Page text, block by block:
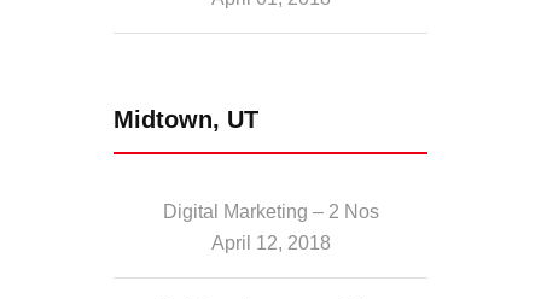
Midtown, UT
Digital Marketing – 2 Nos
April 12, 2018